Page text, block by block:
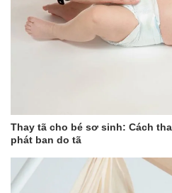
Thay tã cho bé sơ sinh: Cách
phát ban do tã